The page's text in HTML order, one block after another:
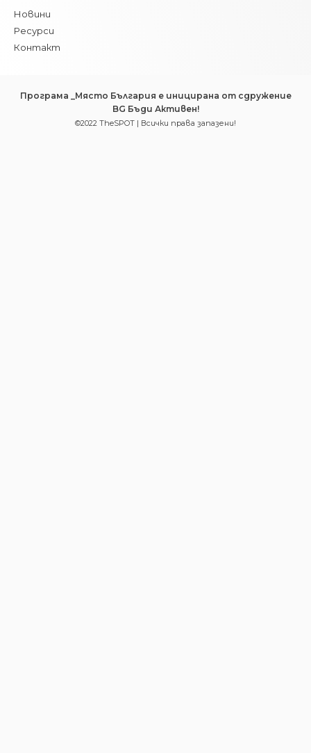
Новини
Ресурси
Контакт
Програма _Място България е иницирана от сдружение
BG Бъди Активен!
©2022 TheSPOT | Всички права запазени!